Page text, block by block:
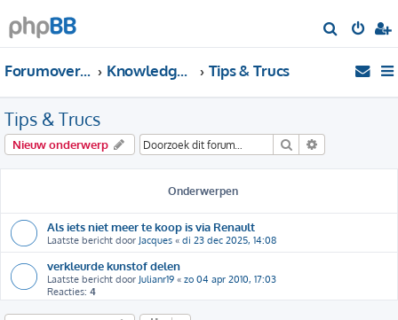
o
Forumoverzicht Knowledgebase Tips & Trucs
Tips & Trucs
Nieuw onderwerp Zoek
Onderwerpen
Als iets niet meer te koop is via Renault
Laatste bericht door Jacques « di 23 dec 2025, 14:08
verkleurde kunstof delen
Laatste bericht door Julianr19 « zo 04 apr 2010, 17:03
Reacties: 4